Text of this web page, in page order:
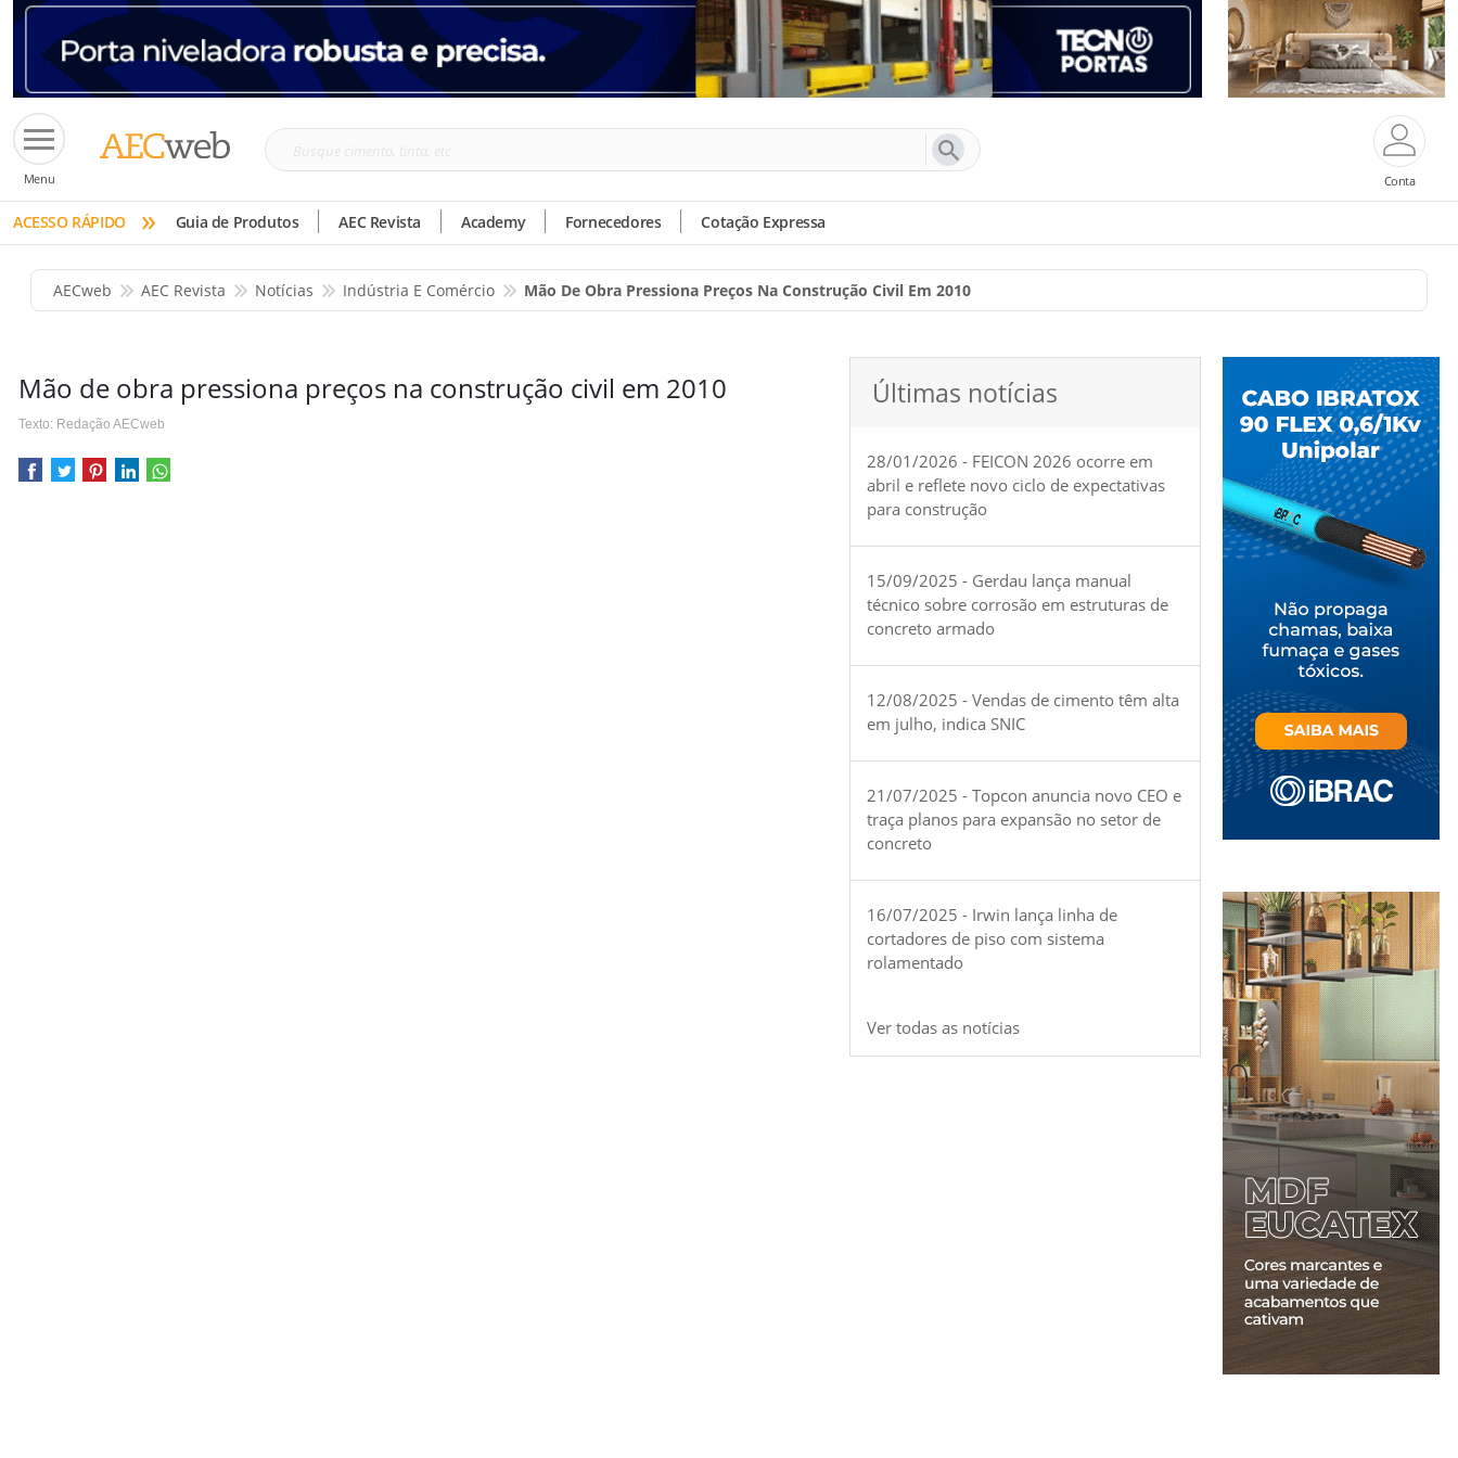
Menu
Busque
tinta,
etc
Conta
ACESSO RÁPIDO » Guia de Produtos AEC Revista Academy Fornecedores Cotação Expressa
AECweb AEC Revista Notícias Indústria E Comércio Mão De Obra Pressiona Preços Na Construção Civil Em 2010
Mão de obra pressiona preços na construção civil em 2010
Texto: Redação AECweb
Últimas notícias
28/01/2026 - FEICON 2026 ocorre em
abril e reflete novo ciclo de expectativas
para construção
15/09/2025 - Gerdau lança manual
técnico sobre corrosão em estruturas de
concreto armado
12/08/2025 - Vendas de cimento têm alta
em julho, indica SNIC
21/07/2025 - Topcon anuncia novo CEO e
traça planos para expansão no setor de
concreto
16/07/2025 - Irwin lança linha de
cortadores de piso com sistema
rolamentado
Ver todas as notícias